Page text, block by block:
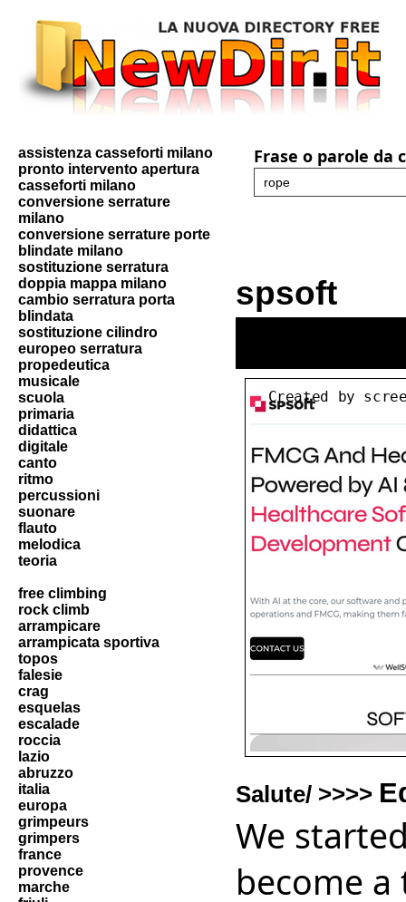
assistenza casseforti milano
pronto intervento apertura
casseforti milano
conversione serrature
milano
conversione serrature porte
blindate milano
sostituzione serratura
doppia mappa milano
cambio serratura porta
blindata
sostituzione cilindro
europeo serratura
propedeutica
musicale
scuola
primaria
didattica
digitale
canto
ritmo
percussioni
suonare
flauto
melodica
teoria
free climbing
rock climb
arrampicare
arrampicata sportiva
topos
falesie
crag
esquelas
escalade
roccia
lazio
abruzzo
italia
europa
grimpeurs
grimpers
france
provence
marche
Frase o parole da
spsoft
Salute/ >>>>
We
become